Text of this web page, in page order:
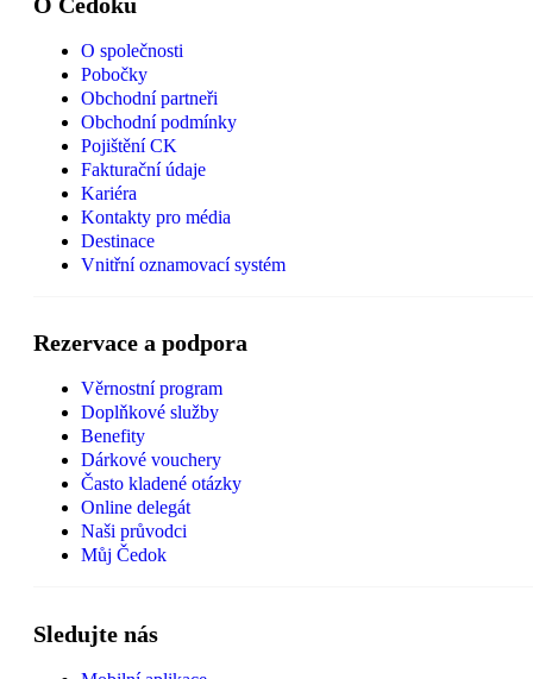
O společnosti
Pobočky
Obchodní partneři
Obchodní podmínky
Pojištění CK
Fakturační údaje
Kariéra
Kontakty pro média
Destinace
Vnitřní oznamovací systém
Rezervace a podpora
Věrnostní program
Doplňkové služby
Benefity
Dárkové vouchery
Často kladené otázky
Online delegát
Naši průvodci
Můj Čedok
Sledujte nás